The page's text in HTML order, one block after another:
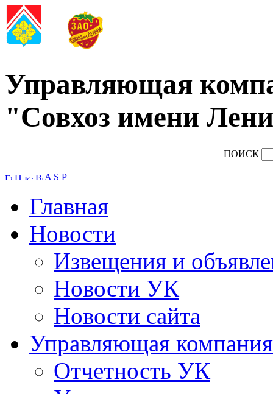
Управляющая
"Совхоз имени
ПОИСК
A S P
Главная
Новости
Извещения и
Новости УК
Новости сайта
Управляющая компания
Отчетность УК